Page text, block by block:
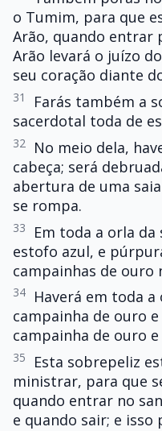
o Tumim, para que
Arão, quando entrar
Arão levará o juízo
seu coração diante
31
Farás também a
sacerdotal toda de
32
No meio dela,
cabeça; será
abertura de uma
se rompa.
33
Em toda a orla
estofo azul, e
campainhas de ouro
34
Haverá em toda
campainha de ouro
campainha de ouro
35
Esta sobrepeliz
ministrar, para que
quando entrar no
e quando sair; e isso